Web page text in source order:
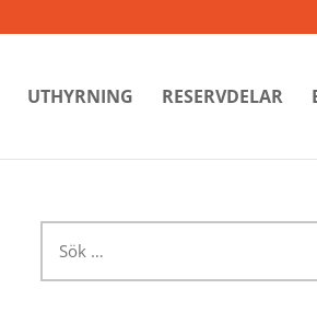
UTHYRNING RESERVDELAR
efter: